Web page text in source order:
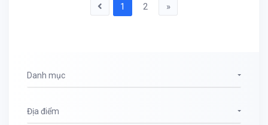
1 2 »
Danh mục
Địa điểm